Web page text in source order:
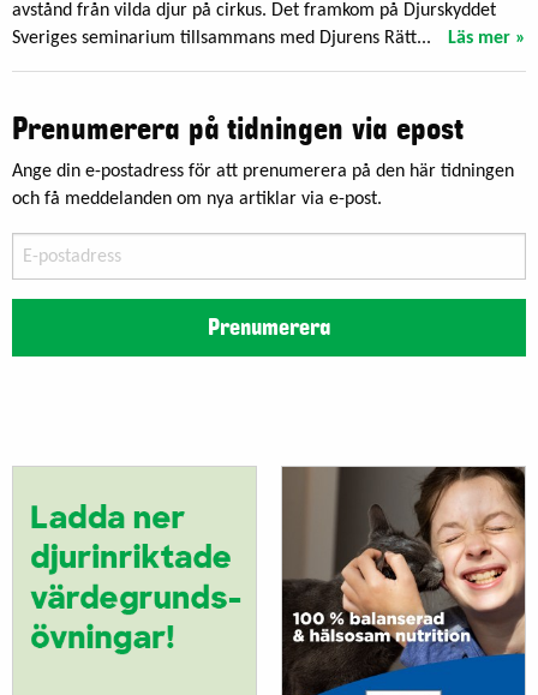
avstånd från vilda djur på cirkus. Det framkom på Djurskyddet
Sveriges seminarium tillsammans med Djurens Rätt...
Läs mer »
Prenumerera på tidningen via epost
Ange din e-postadress för att prenumerera på den här tidningen
och få meddelanden om nya artiklar via e-post.
postadress
Prenumerera